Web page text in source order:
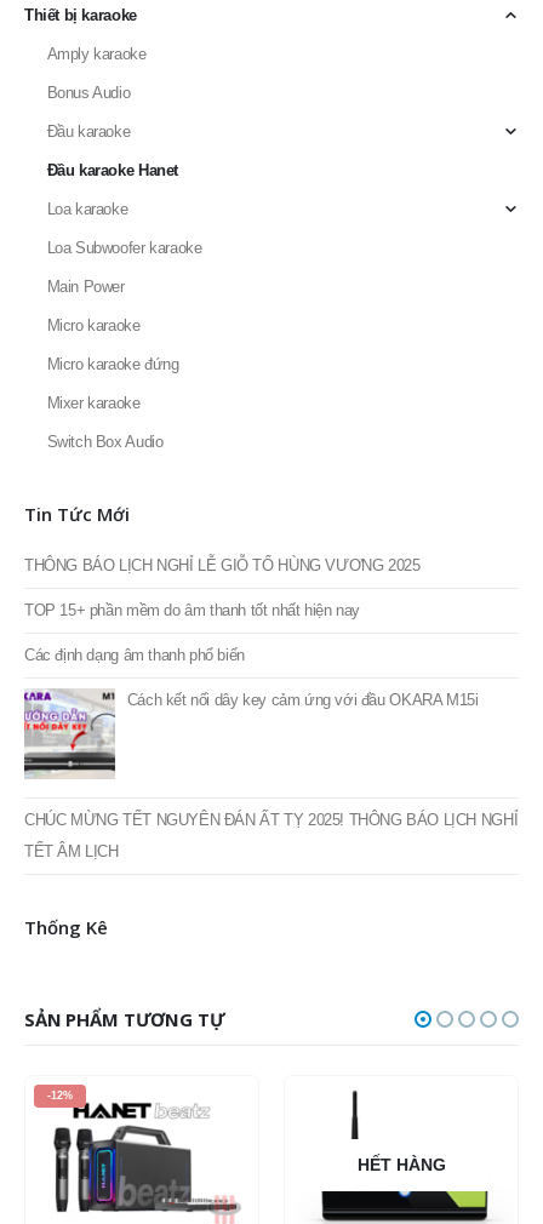
Thiết bị karaoke
Amply karaoke
Bonus Audio
Đầu karaoke
Đầu karaoke Hanet
Loa karaoke
Loa Subwoofer karaoke
Main Power
Micro karaoke
Micro karaoke đứng
Mixer karaoke
Switch Box Audio
Tin Tức Mới
THÔNG BÁO LỊCH NGHỈ LỄ GIỖ TỔ HÙNG VƯƠNG 2025
TOP 15+ phần mềm do âm thanh tốt nhất hiện nay
Các định dạng âm thanh phổ biến
Cách kết nối dây key cảm ứng với đầu OKARA M15i
CHÚC MỪNG TẾT NGUYÊN ĐÁN ẤT TỴ 2025! THÔNG BÁO LỊCH NGHỈ
TẾT ÂM LỊCH
Thống Kê
SẢN PHẨM TƯƠNG TỰ
-12%
HẾT HÀNG